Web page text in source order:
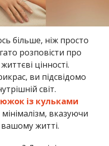
більше, ніж просто
розповісти про
цінності.
ви підсвідомо
світ.
із кульками
вказуючи
вашому житті.